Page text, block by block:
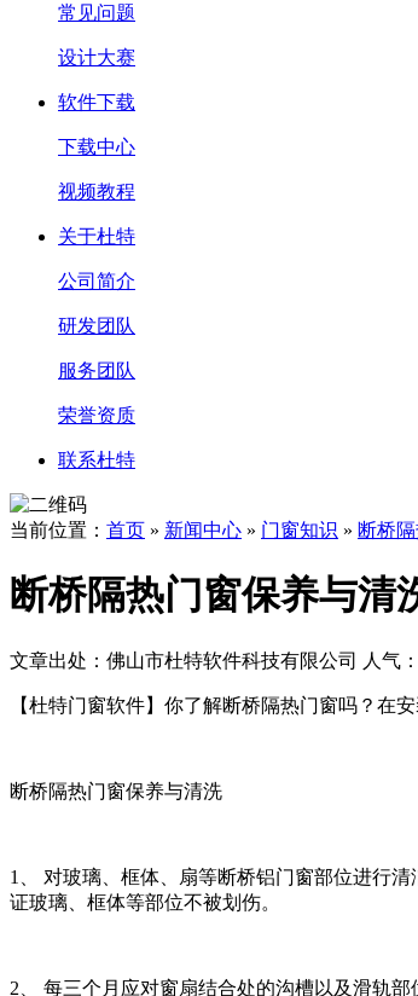
常见问题
设计大赛
软件下载
下载中心
视频教程
关于杜特
公司简介
研发团队
服务团队
荣誉资质
联系杜特
当前位置： 首页 » 新闻中心 » 门窗知识 » 断桥
断桥隔热门窗保养与清
文章出处：佛山市杜特软件科技有限公司 人气：
【杜特门窗软件】你了解断桥隔热门窗吗？在
断桥隔热门窗保养与清洗
1、 对玻璃、框体、扇等断桥铝门窗部位进行
证玻璃、框体等部位不被划伤。
2、 每三个月应对窗扇结合处的沟槽以及滑轨